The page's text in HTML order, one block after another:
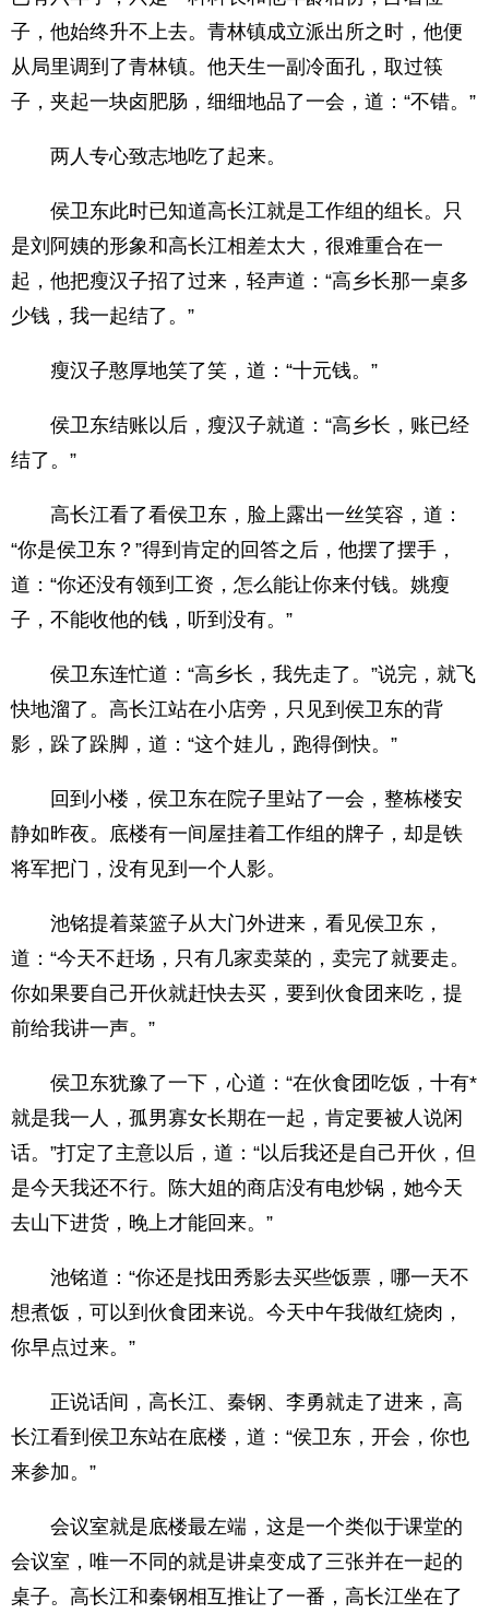
子，他始终升不上去。青林镇成立派出所之时，他便
从局里调到了青林镇。他天生一副冷面孔，取过筷
子，夹起一块卤肥肠，细细地品了一会，道：“不错。”
两人专心致志地吃了起来。
侯卫东此时已知道高长江就是工作组的组长。只
是刘阿姨的形象和高长江相差太大，很难重合在一
起，他把瘦汉子招了过来，轻声道：“高乡长那一桌多
少钱，我一起结了。”
瘦汉子憨厚地笑了笑，道：“十元钱。”
侯卫东结账以后，瘦汉子就道：“高乡长，账已经
结了。”
高长江看了看侯卫东，脸上露出一丝笑容，道：
“你是侯卫东？”得到肯定的回答之后，他摆了摆手，
道：“你还没有领到工资，怎么能让你来付钱。姚瘦
子，不能收他的钱，听到没有。”
侯卫东连忙道：“高乡长，我先走了。”说完，就飞
快地溜了。高长江站在小店旁，只见到侯卫东的背
影，跺了跺脚，道：“这个娃儿，跑得倒快。”
回到小楼，侯卫东在院子里站了一会，整栋楼安
静如昨夜。底楼有一间屋挂着工作组的牌子，却是铁
将军把门，没有见到一个人影。
池铭提着菜篮子从大门外进来，看见侯卫东，
道：“今天不赶场，只有几家卖菜的，卖完了就要走。
你如果要自己开伙就赶快去买，要到伙食团来吃，提
前给我讲一声。”
侯卫东犹豫了一下，心道：“在伙食团吃饭，十有*
就是我一人，孤男寡女长期在一起，肯定要被人说闲
话。”打定了主意以后，道：“以后我还是自己开伙，但
是今天我还不行。陈大姐的商店没有电炒锅，她今天
去山下进货，晚上才能回来。”
池铭道：“你还是找田秀影去买些饭票，哪一天不
想煮饭，可以到伙食团来说。今天中午我做红烧肉，
你早点过来。”
正说话间，高长江、秦钢、李勇就走了进来，高
长江看到侯卫东站在底楼，道：“侯卫东，开会，你也
来参加。”
会议室就是底楼最左端，这是一个类似于课堂的
会议室，唯一不同的就是讲桌变成了三张并在一起的
桌子。高长江和秦钢相互推让了一番，高长江坐在了